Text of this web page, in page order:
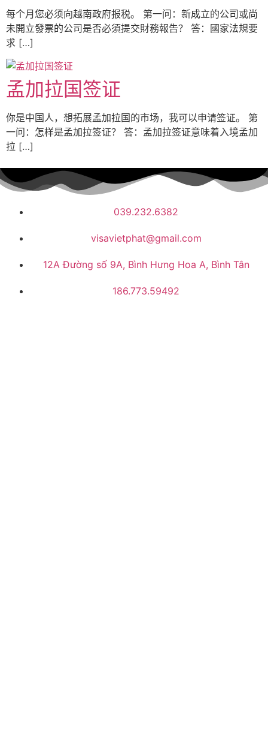
每个月您必须向越南政府报税。 第一问：新成立的公司或尚
未開立發票的公司是否必須提交財務報告？ 答：國家法規要
求 […]
孟加拉国签证
你是中国人，想拓展孟加拉国的市场，我可以申请签证。 第
一问：怎样是孟加拉签证？ 答：孟加拉签证意味着入境孟加
拉 […]
039.232.6382
visavietphat@gmail.com
12A Đường số 9A, Bình Hưng Hoa A, Bình Tân
186.773.59492